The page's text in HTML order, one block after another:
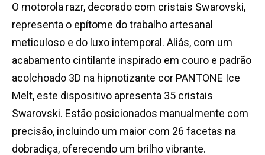
O motorola razr, decorado com cristais Swarovski,
representa o epítome do trabalho artesanal
meticuloso e do luxo intemporal. Aliás, com um
acabamento cintilante inspirado em couro e padrão
acolchoado 3D na hipnotizante cor PANTONE Ice
Melt, este dispositivo apresenta 35 cristais
Swarovski. Estão posicionados manualmente com
precisão, incluindo um maior com 26 facetas na
dobradiça, oferecendo um brilho vibrante.